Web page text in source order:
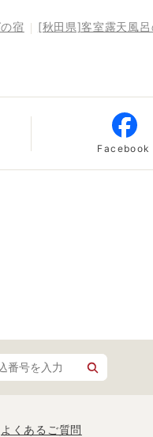
宿
[秋田県]客室露天風
Facebook
よくあるご質問